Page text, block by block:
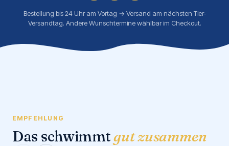
Bestellung bis 24 Uhr am Vortag → Versand am nächsten Tier-
Versandtag. Andere Wunschtermine wählbar im Checkout.
EMPFEHLUNG
Das schwimmtgut zusammen